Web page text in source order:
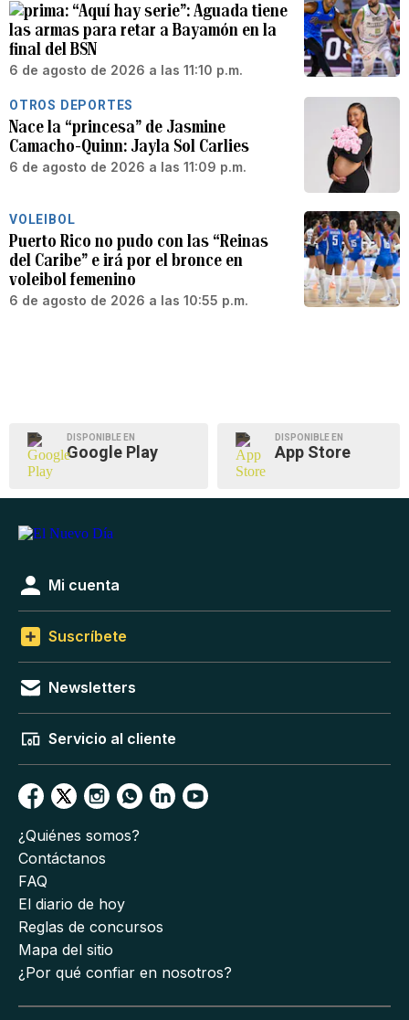
“Aquí hay serie”: Aguada tiene
las armas para retar a Bayamón en la
final del BSN
6 de agosto de 2026 a las 11:10 p.m.
OTROS DEPORTES
Nace la “princesa” de Jasmine
Camacho-Quinn: Jayla Sol Carlies
6 de agosto de 2026 a las 11:09 p.m.
VOLEIBOL
Puerto Rico no pudo con las “Reinas
del Caribe” e irá por el bronce en
voleibol femenino
6 de agosto de 2026 a las 10:55 p.m.
DISPONIBLE EN
Google Play
DISPONIBLE EN
App Store
Mi cuenta
Suscríbete
Newsletters
Servicio al cliente
¿Quiénes somos?
Contáctanos
FAQ
El diario de hoy
Reglas de concursos
Mapa del sitio
¿Por qué confiar en nosotros?